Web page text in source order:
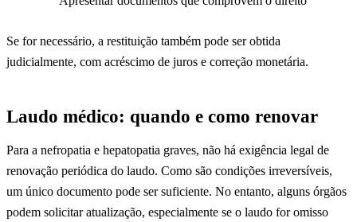
Se for necessário, a restituição também pode ser obtida
judicialmente, com acréscimo de juros e correção monetária.
Laudo médico: quando e como renovar
Para a nefropatia e hepatopatia graves, não há exigência legal de
renovação periódica do laudo. Como são condições irreversíveis,
um único documento pode ser suficiente. No entanto, alguns órgãos
podem solicitar atualização, especialmente se o laudo for omisso